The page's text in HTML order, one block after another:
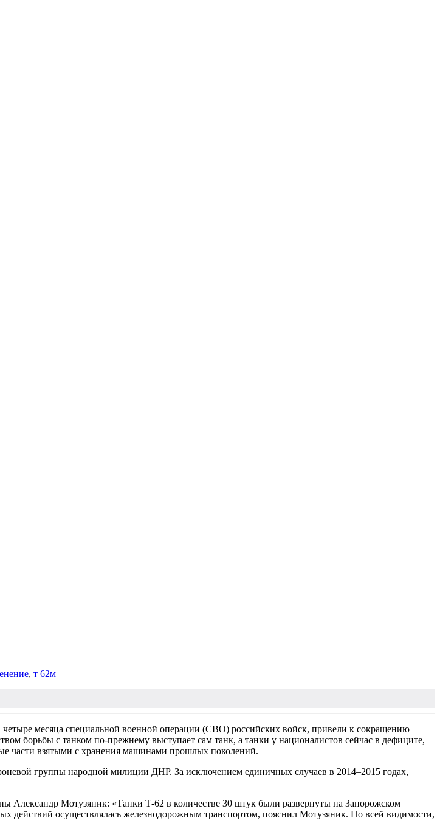
, т 62м
месяца специальной военной операции (СВО) российских войск, привели к сокращению
борьбы с танком по-прежнему выступает сам танк, а танки у националистов сейчас в дефиците,
части взятыми с хранения машинами прошлых поколений.
группы народной милиции ДНР. За исключением единичных случаев в 2014–2015 годах,
Александр Мотузяник: «Танки Т-62 в количестве 30 штук были развернуты на Запорожском
действий осуществлялась железнодорожным транспортом, пояснил Мотузяник. По всей видимости,